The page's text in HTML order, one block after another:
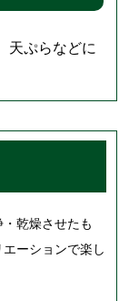
天ぷらなどに
乾燥させたも
ーションで楽し